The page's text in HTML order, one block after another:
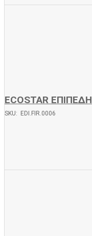
ECOSTAR ΕΠΙΠΕΔΗ
SKU: EDI.FIR.0006